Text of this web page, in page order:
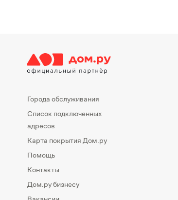
Города обслуживания
Список подключенных
адресов
Карта покрытия Дом.ру
Помощь
Контакты
Дом.ру бизнесу